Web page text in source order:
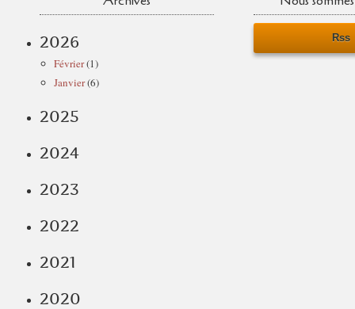
2026
Février(1)
Janvier(6)
2025
2024
2023
2022
2021
2020
Rss